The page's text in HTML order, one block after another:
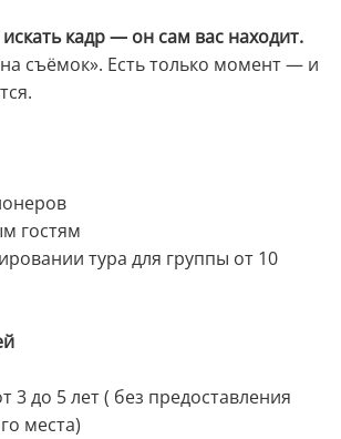
кадр — он сам вас находит.
съёмок». Есть только момент — и
гостям
тура для группы от 10
3 до 5 лет ( без предоставления
места)